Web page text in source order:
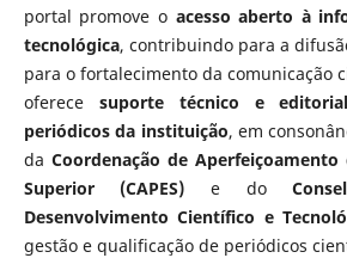
portal promove o acesso aberto à
tecnológica, contribuindo para a
para o fortalecimento da comunicação
oferece suporte técnico e
periódicos da instituição, em
da Coordenação de
Superior (CAPES) e do
Desenvolvimento Científico e
gestão e qualificação de periódicos